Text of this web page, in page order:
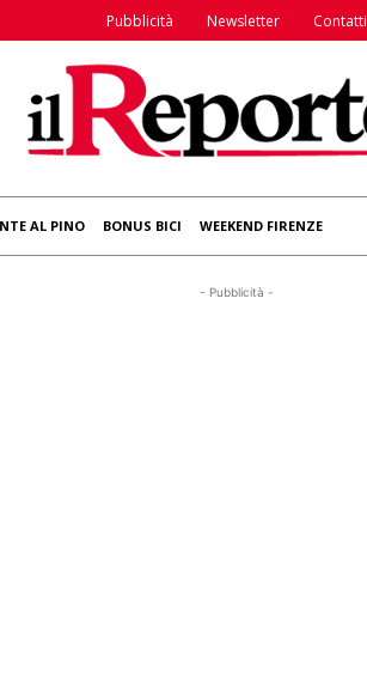
Pubblicità Newsletter Contatti
AL PINO BONUS BICI WEEKEND FIRENZE
- Pubblicità -